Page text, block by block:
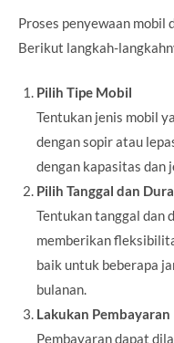
Proses penyewaan mobil
Berikut langkah-
Pilih Tipe Mobil
Tentukan jenis mobil
dengan sopir atau
dengan kapasitas dan
Pilih Tanggal dan
Tentukan tanggal dan
memberikan
baik untuk beberapa
bulanan.
Lakukan Pembayaran
Pembayaran dapat